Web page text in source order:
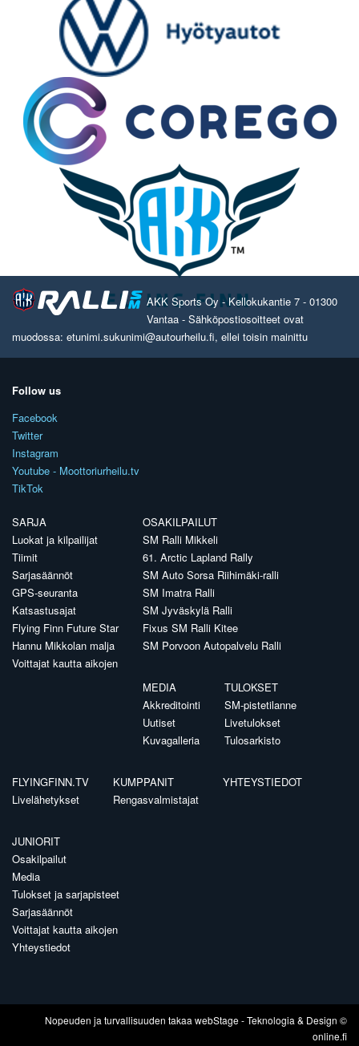
AKK Sports Oy - Kellokukantie 7 - 01300
Vantaa - Sähköpostiosoitteet ovat
muodossa: etunimi.sukunimi@autourheilu.fi, ellei toisin mainittu
Follow us
Facebook
Twitter
Instagram
Youtube - Moottoriurheilu.tv
TikTok
SARJA
Luokat ja kilpailijat
Tiimit
Sarjasäännöt
GPS-seuranta
Katsastusajat
Flying Finn Future Star
Hannu Mikkolan malja
Voittajat kautta aikojen
OSAKILPAILUT
SM Ralli Mikkeli
61. Arctic Lapland Rally
SM Auto Sorsa Riihimäki-ralli
SM Imatra Ralli
SM Jyväskylä Ralli
Fixus SM Ralli Kitee
SM Porvoon Autopalvelu Ralli
MEDIA
Akkreditointi
Uutiset
Kuvagalleria
TULOKSET
SM-pistetilanne
Livetulokset
Tulosarkisto
FLYINGFINN.TV
Livelähetykset
KUMPPANIT
Rengasvalmistajat
YHTEYSTIEDOT
JUNIORIT
Osakilpailut
Media
Tulokset ja sarjapisteet
Sarjasäännöt
Voittajat kautta aikojen
Yhteystiedot
Nopeuden ja turvallisuuden takaa webStage- Teknologia & Design ©
online.fi